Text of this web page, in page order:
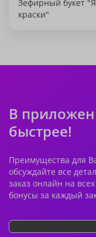
Зефирный букет
краски"
В
быстрее!
Преимущества для
обсуждайте все
заказ онлайн на
бонусы за каждый